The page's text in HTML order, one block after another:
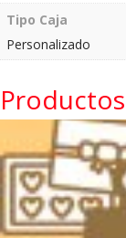
Tipo Caja
Personalizado